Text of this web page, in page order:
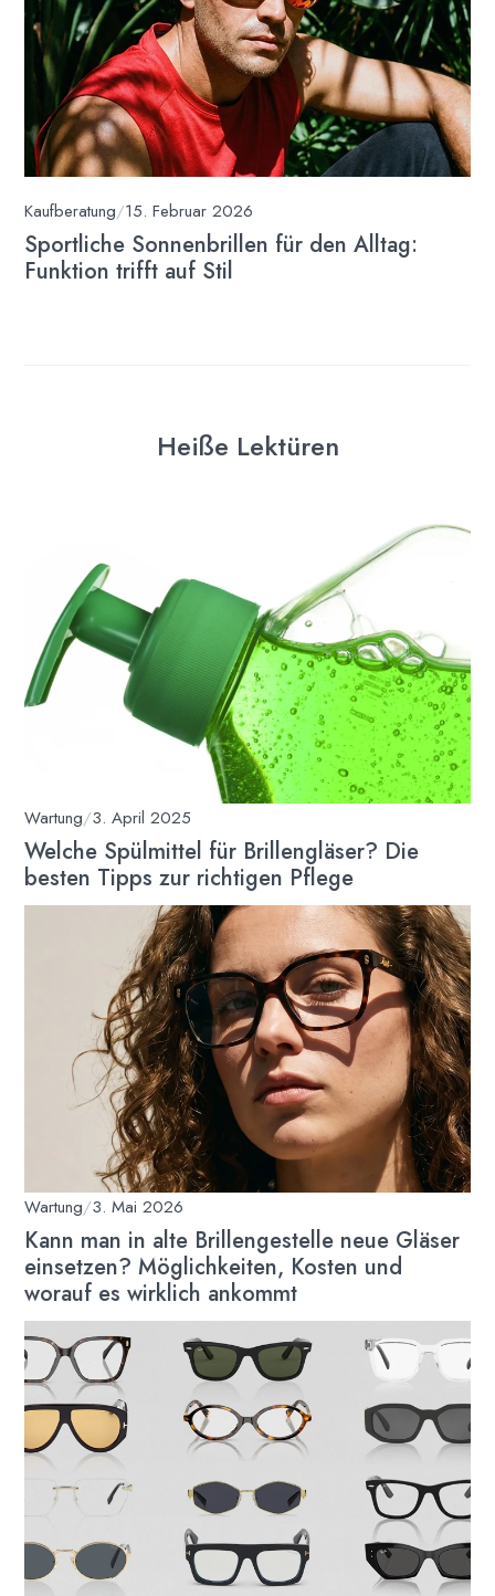
Kaufberatung/15. Februar 2026
Sportliche Sonnenbrillen für den Alltag:
Funktion trifft auf Stil
Heiße Lektüren
Wartung/3. April 2025
Welche Spülmittel für Brillengläser? Die
besten Tipps zur richtigen Pflege
Wartung/3. Mai 2026
Kann man in alte Brillengestelle neue Gläser
einsetzen? Möglichkeiten, Kosten und
worauf es wirklich ankommt